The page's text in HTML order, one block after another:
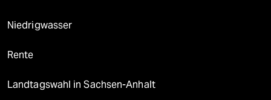
Niedrigwasser
Rente
Landtagswahl in Sachsen-Anhalt